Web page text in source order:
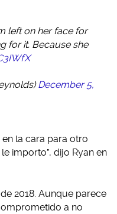
left on her face for
for it. Because she
December 5,
en la cara para otro
importo”, dijo Ryan en
2018. Aunque parece
a no